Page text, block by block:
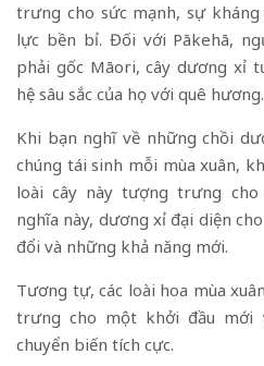
trưng cho sức mạnh, sự
lực bền bỉ. Đối với Pākehā,
phải gốc Māori, cây dương xỉ
hệ sâu sắc của họ với quê hương.
Khi bạn nghĩ về những chồi
chúng tái sinh mỗi mùa xuân,
loài cây này tượng trưng
nghĩa này, dương xỉ đại diện
đổi và những khả năng mới.
Tương tự, các loài hoa mùa
trưng cho một khởi đầu mới
chuyển biến tích cực.